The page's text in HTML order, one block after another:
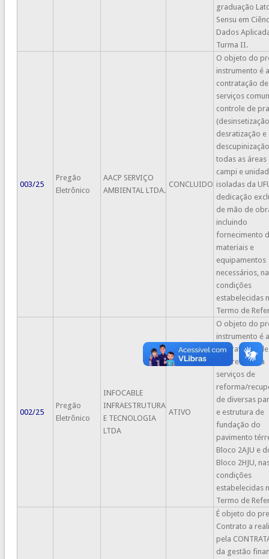
graduação
Sensu em
Dados
Turma II.
003/25
Pregão
Eletrônico
AACP SERVIÇO
AMBIENTAL LTDA.
CONCLUIDO
O objeto do
instrumento é a
contratação de
serviços
controle de
desratização e
todas as áreas
campi e
isoladas da
dedicação
de mão de
incluindo
fornecimento
materiais e
equipamentos
necessários,
condições
estabelecidas
Termo de
002/25
Pregão
Eletrônico
INFOCABLE
INFRAESTRUTURA
E TECNOLOGIA
LTDA
ATIVO
O objeto do
instrumento é a
contratação de
empresa para
serviços de
reforma/
de diversas
e estrutura de
fundação do
pavimento
Bloco 2AJU e
Bloco 2HJU,
condições
estabelecidas
Termo de
É objeto do
Contrato a
pela
da gestão